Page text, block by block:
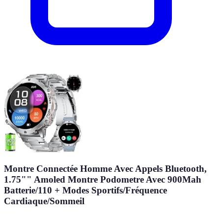
Montre Connectée Homme Avec Appels Bluetooth,
1.75"" Amoled Montre Podometre Avec 900Mah
Batterie/110 + Modes Sportifs/Fréquence
Cardiaque/Sommeil